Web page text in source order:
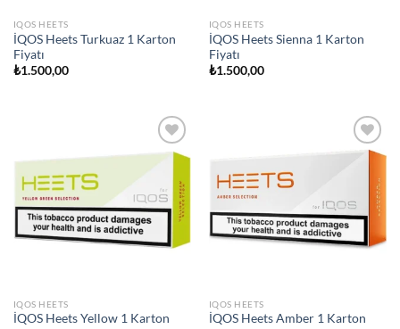
IQOS HEETS
İQOS Heets Turkuaz 1 Karton
Fiyatı
₺1.500,00
IQOS HEETS
İQOS Heets Sienna 1 Karton
Fiyatı
₺1.500,00
Add to
wishlist
IQOS HEETS
İQOS Heets Yellow 1 Karton
Add to
IQOS HEETS
İQOS Heets Amber 1 Karton